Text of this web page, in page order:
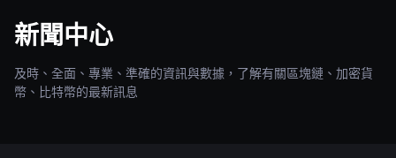
新聞中心
及時、全面、專業、準確的資訊與數據，了解有關區塊鏈、加密貨
幣、比特幣的最新訊息